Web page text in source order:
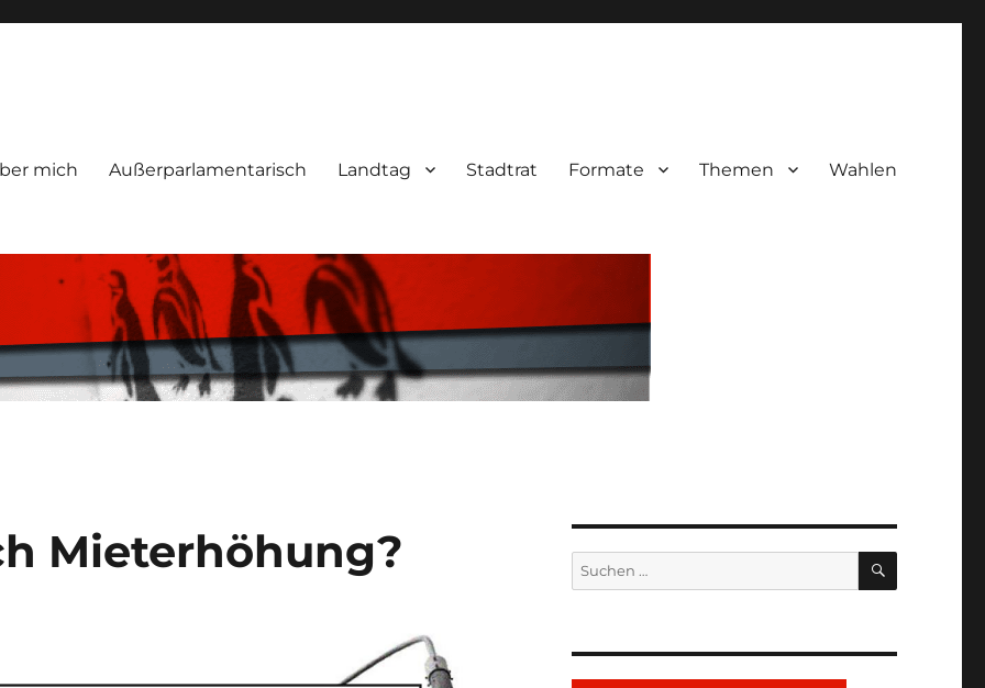
mich Außerparlamentarisch Landtag Stadtrat Formate Themen Wahlen
Mieterhöhung?
Suchen
nach:
SUCHEN